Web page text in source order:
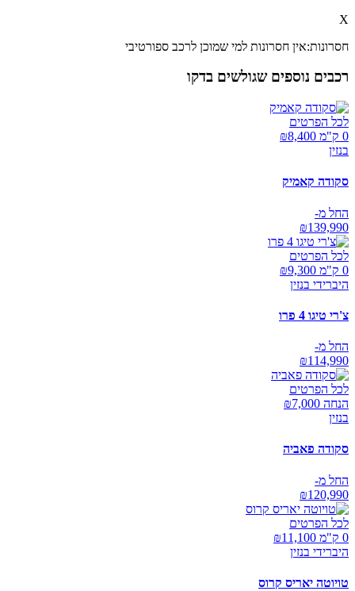
X
חסרונות:אין חסרונות למי שמוכן לרכב ספורטיבי
רכבים נוספים שגולשים בדקו
לכל הפרטים
0 ק"מ ₪
8,400
בנזין
סקודה קאמיק
החל מ-
₪139,990
לכל הפרטים
0 ק"מ ₪
9,300
היברידי בנזין
צ'רי טיגו 4 פרו
החל מ-
₪114,990
לכל הפרטים
הנחה ₪ 7,000
בנזין
סקודה פאביה
החל מ-
₪120,990
לכל הפרטים
0 ק"מ ₪
11,100
היברידי בנזין
טויוטה יאריס קרוס